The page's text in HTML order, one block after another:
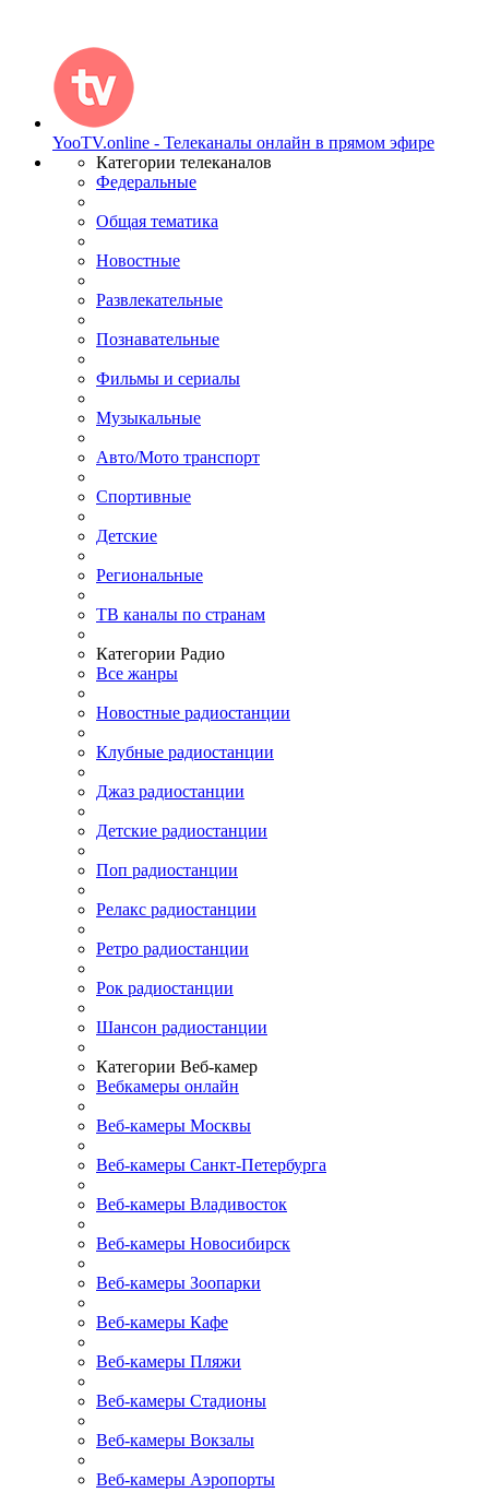
YooTV.online - Телеканалы онлайн в прямом эфире
Категории телеканалов
Федеральные
Общая тематика
Новостные
Развлекательные
Познавательные
Фильмы и сериалы
Музыкальные
Авто/Мото транспорт
Спортивные
Детские
Региональные
ТВ каналы по странам
Категории Радио
Все жанры
Новостные радиостанции
Клубные радиостанции
Джаз радиостанции
Детские радиостанции
Поп радиостанции
Релакс радиостанции
Ретро радиостанции
Рок радиостанции
Шансон радиостанции
Категории Веб-камер
Вебкамеры онлайн
Веб-камеры Москвы
Веб-камеры Санкт-Петербурга
Веб-камеры Владивосток
Веб-камеры Новосибирск
Веб-камеры Зоопарки
Веб-камеры Кафе
Веб-камеры Пляжи
Веб-камеры Стадионы
Веб-камеры Вокзалы
Веб-камеры Аэропорты